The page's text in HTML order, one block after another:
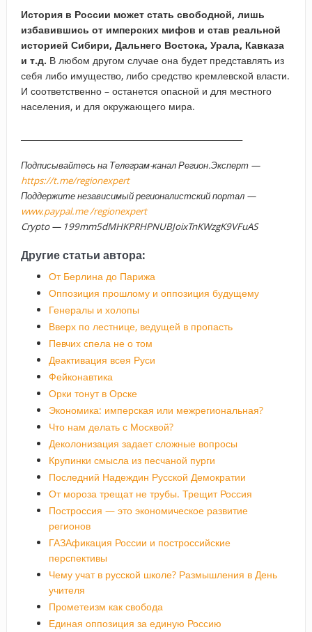
История в России может стать свободной, лишь
избавившись от имперских мифов и став реальной
историей Сибири, Дальнего Востока, Урала, Кавказа
и т.д. В любом другом случае она будет представлять из
себя либо имущество, либо средство кремлевской власти.
И соответственно – останется опасной и для местного
населения, и для окружающего мира.
Подписывайтесь на Телеграм-канал Регион.Эксперт —
https://t.me/regionexpert
Поддержите независимый регионалистский портал —
www.paypal.me /regionexpert
Crypto — 199mm5dMHKPRHPNUBJoixTnKWzgK9VFuAS
Другие статьи автора:
От Берлина до Парижа
Оппозиция прошлому и оппозиция будущему
Генералы и холопы
Вверх по лестнице, ведущей в пропасть
Певчих спела не о том
Деактивация всея Руси
Фейконавтика
Орки тонут в Орске
Экономика: имперская или межрегиональная?
Что нам делать с Москвой?
Деколонизация задает сложные вопросы
Крупинки смысла из песчаной пурги
Последний Надеждин Русской Демократии
От мороза трещат не трубы. Трещит Россия
Построссия — это экономическое развитие
регионов
ГАЗАфикация России и построссийские
перспективы
Чему учат в русской школе? Размышления в День
учителя
Прометеизм как свобода
Единая оппозиция за единую Россию